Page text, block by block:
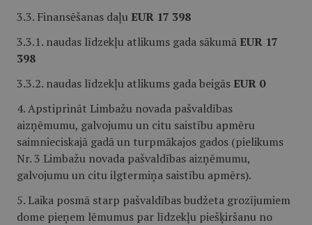
3.3. Finansēšanas daļu EUR 17 398
3.3.1. naudas līdzekļu atlikums gada sākumā EUR 17
398
3.3.2. naudas līdzekļu atlikums gada beigās EUR 0
4. Apstiprināt Limbažu novada pašvaldības
aizņēmumu, galvojumu un citu saistību apmēru
saimnieciskajā gadā un turpmākajos gados (pielikums
Nr. 3 Limbažu novada pašvaldības aizņēmumu,
galvojumu un citu ilgtermiņa saistību apmērs).
5. Laika posmā starp pašvaldības budžeta grozījumiem
dome pieņem lēmumus par līdzekļu piešķiršanu no